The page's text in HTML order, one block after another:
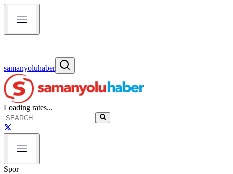
samanyoluhaber
Loading rates...
Spor